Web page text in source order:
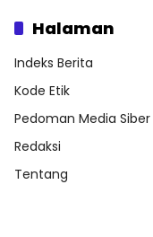
Halaman
Indeks Berita
Kode Etik
Pedoman Media Siber
Redaksi
Tentang